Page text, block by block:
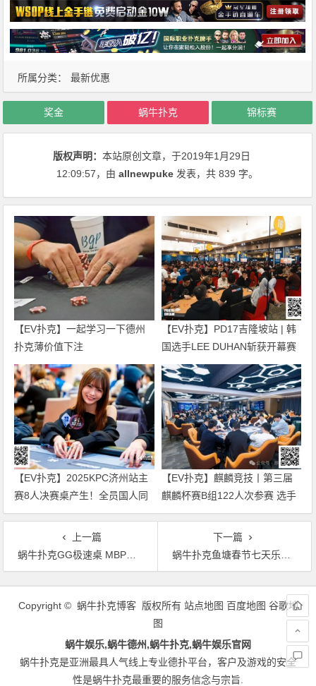
所属分类： 最新优惠
奖金 蜗牛扑克 锦标赛
版权声明：本站原创文章，于2019年1月29日
12:09:57，由allnewpuke 发表，共 839 字。
【EV扑克】一起学习一下德州
扑克薄价值下注
【EV扑克】PD17吉隆坡站 | 韩
国选手LEE DUHAN斩获开幕赛
冠军 国人刘文凯获第5名
【EV扑克】2025KPC济州站主
赛8人决赛桌产生！全员国人同
台竞技争头名！Rene van
Krevelen二度加冕超豪短牌赛冠
军！
【EV扑克】麒麟竞技丨第三届
麒麟杯赛B组122人次参赛 选手
飞飞以329000记分牌领衔27人
上一篇
蜗牛扑克GG极速桌 MBP高额赛事门票疯狂送
下一篇
蜗牛扑克鱼塘春节七天乐奖金送不停
文
Copyright © 蜗牛扑克博客 版权所有 站点地图 百度地图 谷歌地
图
蜗牛娱乐,蜗牛德州,蜗牛扑克,蜗牛娱乐官网
蜗牛扑克是亚洲最具人气线上专业德扑平台，客户及游戏的安全
性是蜗牛扑克最重要的服务信念与宗旨.